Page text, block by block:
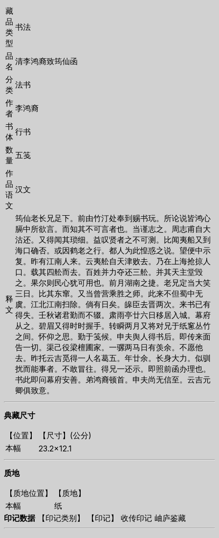
藏
品
类
型
书法
品
名
清李鸿裔致筠仙函
分
类
法书
作
者
李鸿裔
书
体
行书
数
量
五笺
作
品
语
文
汉文
释
文
筠仙老长兄足下。前由竹汀处奉到赐书玩。所论说皆鸿心
膈中所欲言。而知其不可言者也。当谨志之。周志甫自大
沽还。又得闻其琐细。益叹贤者之不可测。比闻夷船又到
海口确否。或因鹤老之行。都人为此惶惑之说。望便中示
复。昨有江南人来。云夷舩自天津败去。乃在上海抢掠人
口。载其四舩而去。百姓并力夺还三舩。并其天主堂毁
之。果尔则民心犹可用也。前月湖南之捷。老兄定当大笑
三日。比其东窜。又当曾营乘胜之师。此来不但蜀中无
虞。江北江南扫除。倘有日矣。皞臣去晋两次。来书已有
得失。壬秋诸君勤而不辍。肃雨亭廿六日移居入城。幕府
从之。碧眉又得时时握手。转瞬两月又将对兄于纸窻丛竹
之间。怀仰之思。勤于笺候。申夫舆人得书后。即传来面
告一切。渠己役梁檀圃家。一骡两马日有羡余。不愿他
去。昨托云吉觅得一人名葛五。年廿余。长身大力。似驯
扰而能事者。不敢冒往。得兄一还示。即照前函办理也。
书此即问幕府安善。弟鸿裔顿首。申夫尚无信至。云吉元
卿俱致意。
典藏尺寸
【位置】
【尺寸】(公分)
本幅
23.2×12.1
质地
【质地位置】
【质地】
本幅
纸
印记数据【印记类别】 【印记】 收传印记 岫庐鉴藏